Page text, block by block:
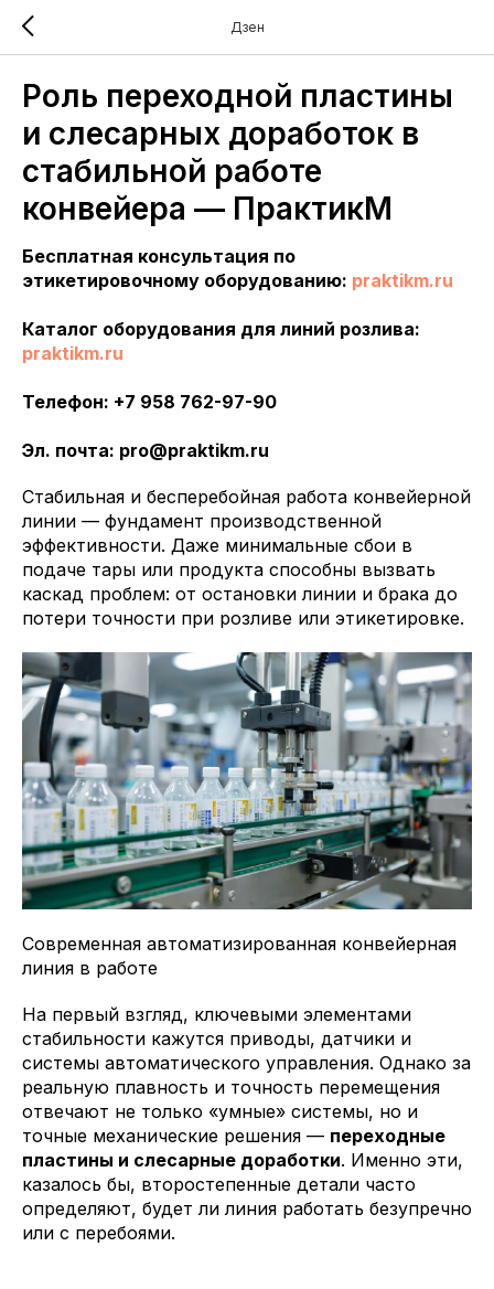
Дзен
Роль переходной пластины
и слесарных доработок в
стабильной работе
конвейера — ПрактикМ
Бесплатная консультация по
этикетировочному оборудованию: praktikm.ru
Каталог оборудования для линий розлива:
praktikm.ru
Телефон: +7 958 762-97-90
Эл. почта: pro@praktikm.ru
Стабильная и бесперебойная работа конвейерной
линии — фундамент производственной
эффективности. Даже минимальные сбои в
подаче тары или продукта способны вызвать
каскад проблем: от остановки линии и брака до
потери точности при розливе или этикетировке.
Современная автоматизированная конвейерная
линия в работе
На первый взгляд, ключевыми элементами
стабильности кажутся приводы, датчики и
системы автоматического управления. Однако за
реальную плавность и точность перемещения
отвечают не только «умные» системы, но и
точные механические решения — переходные
пластины и слесарные доработки. Именно эти,
казалось бы, второстепенные детали часто
определяют, будет ли линия работать безупречно
или с перебоями.